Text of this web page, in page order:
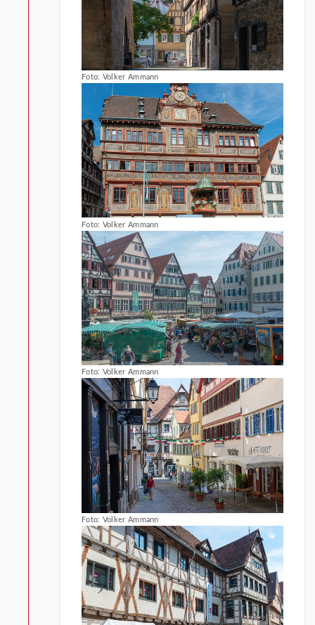
Foto: Volker Ammann
Foto: Volker Ammann
Foto: Volker Ammann
Foto: Volker Ammann